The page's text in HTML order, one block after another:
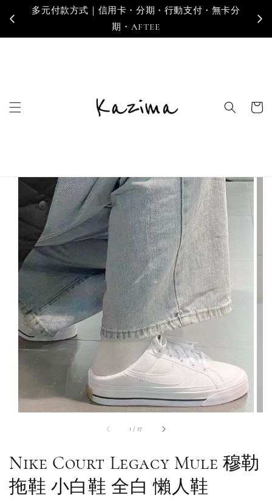
多元付款方式｜信用卡・分期・行動支付・無卡分
期・AFTEE
寄
1 / 17
Nike Court Legacy Mule 穆勒
拖鞋 小白鞋 全白 懶人鞋